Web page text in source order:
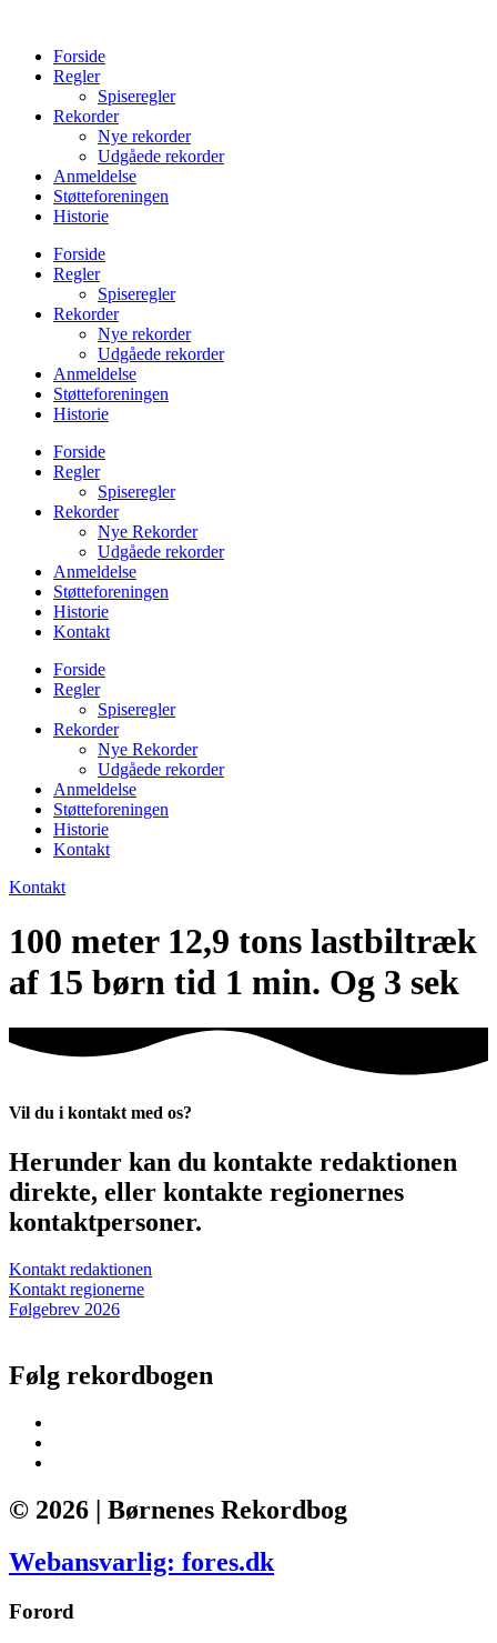
indholdForside
Regler
Spiseregler
Rekorder
Nye rekorder
Udgåede rekorder
Anmeldelse
Støtteforeningen
Historie
Forside
Regler
Spiseregler
Rekorder
Nye rekorder
Udgåede rekorder
Anmeldelse
Støtteforeningen
Historie
Forside
Regler
Spiseregler
Rekorder
Nye Rekorder
Udgåede rekorder
Anmeldelse
Støtteforeningen
Historie
Kontakt
Forside
Regler
Spiseregler
Rekorder
Nye Rekorder
Udgåede rekorder
Anmeldelse
Støtteforeningen
Historie
Kontakt
Kontakt
100 meter 12,9 tons lastbiltræk
af 15 børn tid 1 min. Og 3 sek
Vil du i kontakt med os?
Herunder kan du kontakte redaktionen
direkte, eller kontakte regionernes
kontaktpersoner.
Kontakt redaktionen
Kontakt regionerne
Følgebrev 2026
Følg rekordbogen
© 2026 | Børnenes Rekordbog
Webansvarlig: fores.dk
Forord